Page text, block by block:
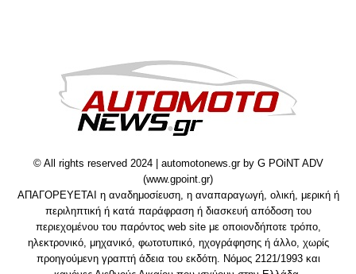
© All rights reserved 2024 | automotonews.gr by G POiNT ADV
(www.gpoint.gr)
ΑΠΑΓΟΡΕΥΕΤΑΙ η αναδημοσίευση, η αναπαραγωγή, ολική, μερική ή
περιληπτική ή κατά παράφραση ή διασκευή απόδοση του
περιεχομένου του παρόντος web site με οποιονδήποτε τρόπο,
ηλεκτρονικό, μηχανικό, φωτοτυπικό, ηχογράφησης ή άλλο, χωρίς
προηγούμενη γραπτή άδεια του εκδότη. Νόμος 2121/1993 και